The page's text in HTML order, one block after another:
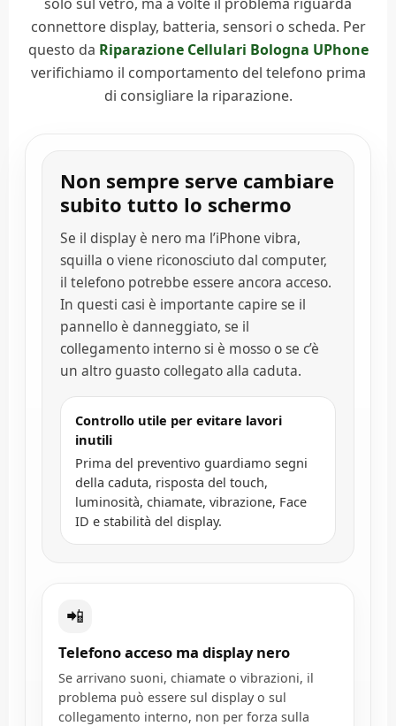
connettore display, batteria, sensori o scheda. Per
questo da Riparazione Cellulari Bologna UPhone
verifichiamo il comportamento del telefono prima
di consigliare la riparazione.
Non sempre serve cambiare
subito tutto lo schermo
Se il display è nero ma l’iPhone vibra,
squilla o viene riconosciuto dal computer,
il telefono potrebbe essere ancora acceso.
In questi casi è importante capire se il
pannello è danneggiato, se il
collegamento interno si è mosso o se c’è
un altro guasto collegato alla caduta.
Controllo utile per evitare lavori
inutili
Prima del preventivo guardiamo segni
della caduta, risposta del touch,
luminosità, chiamate, vibrazione, Face
ID e stabilità del display.
📲
Telefono acceso ma display nero
Se arrivano suoni, chiamate o vibrazioni, il
problema può essere sul display o sul
collegamento interno, non per forza sulla